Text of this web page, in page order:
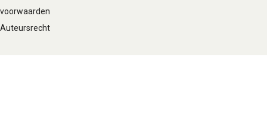
voorwaarden
Auteursrecht